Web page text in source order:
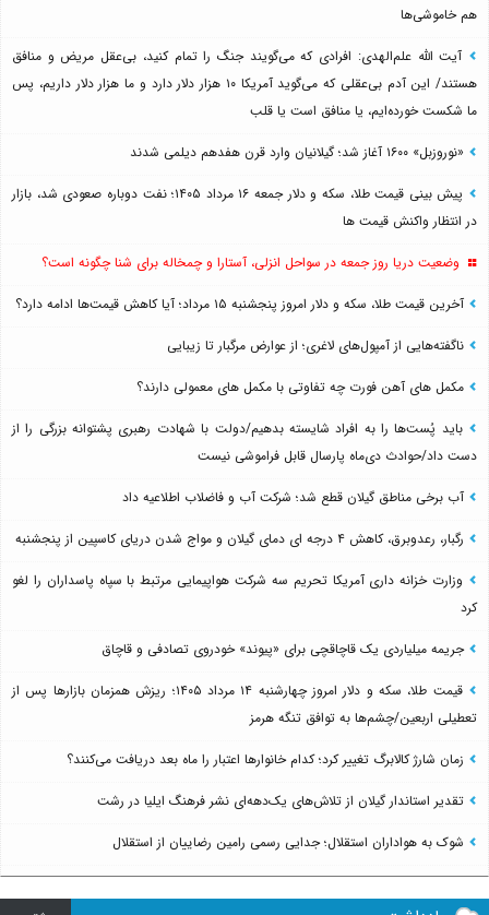
هم خاموشی‌ها
آیت الله علم‌الهدی: افرادی که می‌گویند جنگ را تمام کنید، بی‌عقل مریض و منافق
هستند/ این آدم بی‌عقلی که می‌گوید آمریکا ۱۰ هزار دلار دارد و ما هزار دلار داریم، پس
ما شکست خورده‌ایم، یا منافق است یا قلب
«نوروزبل» ۱۶۰۰ آغاز شد؛ گیلانیان وارد قرن هفدهم دیلمی شدند
پیش بینی قیمت طلا، سکه و دلار جمعه ۱۶ مرداد ۱۴۰۵؛ نفت دوباره صعودی شد، بازار
در انتظار واکنش قیمت ها
وضعیت دریا روز جمعه در سواحل انزلی، آستارا و چمخاله برای شنا چگونه است؟
آخرین قیمت طلا، سکه و دلار امروز پنجشنبه ۱۵ مرداد؛ آیا کاهش قیمت‌ها ادامه دارد؟
ناگفته‌هایی از آمپول‌های لاغری؛ از عوارض مرگبار تا زیبایی
مکمل های آهن فورت چه تفاوتی با مکمل های معمولی دارند؟
باید پُست‌ها را به افراد شایسته بدهیم/دولت با شهادت رهبری پشتوانه بزرگی را از
دست داد/حوادث دی‌ماه پارسال قابل فراموشی نیست
آب برخی مناطق گیلان قطع شد؛ شرکت آب و فاضلاب اطلاعیه داد
رگبار، رعدوبرق، کاهش ۴ درجه ای دمای گیلان و مواج شدن دریای کاسپین از پنجشنبه
وزارت خزانه داری آمریکا تحریم سه شرکت هواپیمایی مرتبط با سپاه پاسداران را لغو
کرد
جریمه میلیاردی یک قاچاقچی برای «پیوند» خودروی تصادفی و قاچاق
قیمت طلا، سکه و دلار امروز چهارشنبه ۱۴ مرداد ۱۴۰۵؛ ریزش همزمان بازارها پس از
تعطیلی اربعین/چشم‌ها به توافق تنگه هرمز
زمان شارژ کالابرگ تغییر کرد؛ کدام خانوارها اعتبار را ماه بعد دریافت می‌کنند؟
تقدیر استاندار گیلان از تلاش‌های یک‌دهه‌ای نشر فرهنگ ایلیا در رشت
شوک به هواداران استقلال؛ جدایی رسمی رامین رضاییان از استقلال